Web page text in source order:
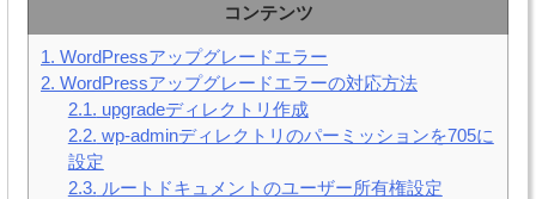
コンテンツ
1. WordPressアップグレードエラー
2. WordPressアップグレードエラーの対応方法
2.1. upgradeディレクトリ作成
2.2. wp-adminディレクトリのパーミッションを705に
設定
2.3. ルートドキュメントのユーザー所有権設定